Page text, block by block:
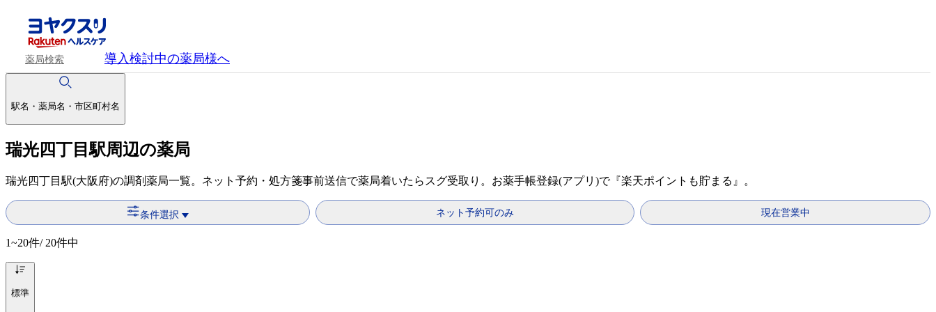
薬局検索 導入検討中の薬局様へ
駅名・薬局名・市区町村名
瑞光四丁目駅周辺の薬局
瑞光四丁目駅(大阪府)の調剤薬局一覧。ネット予約・処方箋事前送信で薬局着いたらスグ受取り。お薬手帳登録(アプリ)で『楽天ポイントも貯まる』。
条件選択 ネット予約可のみ 現在営業中
1~20件/ 20件中
標準